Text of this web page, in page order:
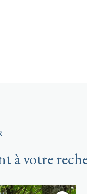
à votre